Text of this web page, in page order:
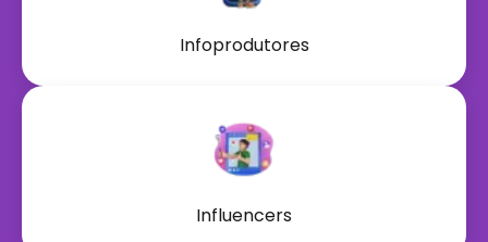
Infoprodutores
Influencers